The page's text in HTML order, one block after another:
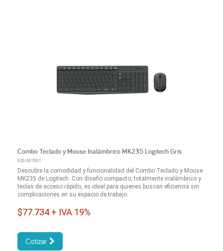
Combo Teclado y Mouse Inalámbrico MK235 Logitech Gris
920-007901
Descubre la comodidad y funcionalidad del Combo Teclado y Mouse
MK235 de Logitech. Con diseño compacto, totalmente inalámbrico y
teclas de acceso rápido, es ideal para quienes buscan eficiencia sin
complicaciones en su espacio de trabajo.
$77.734 + IVA 19%
Cotizar